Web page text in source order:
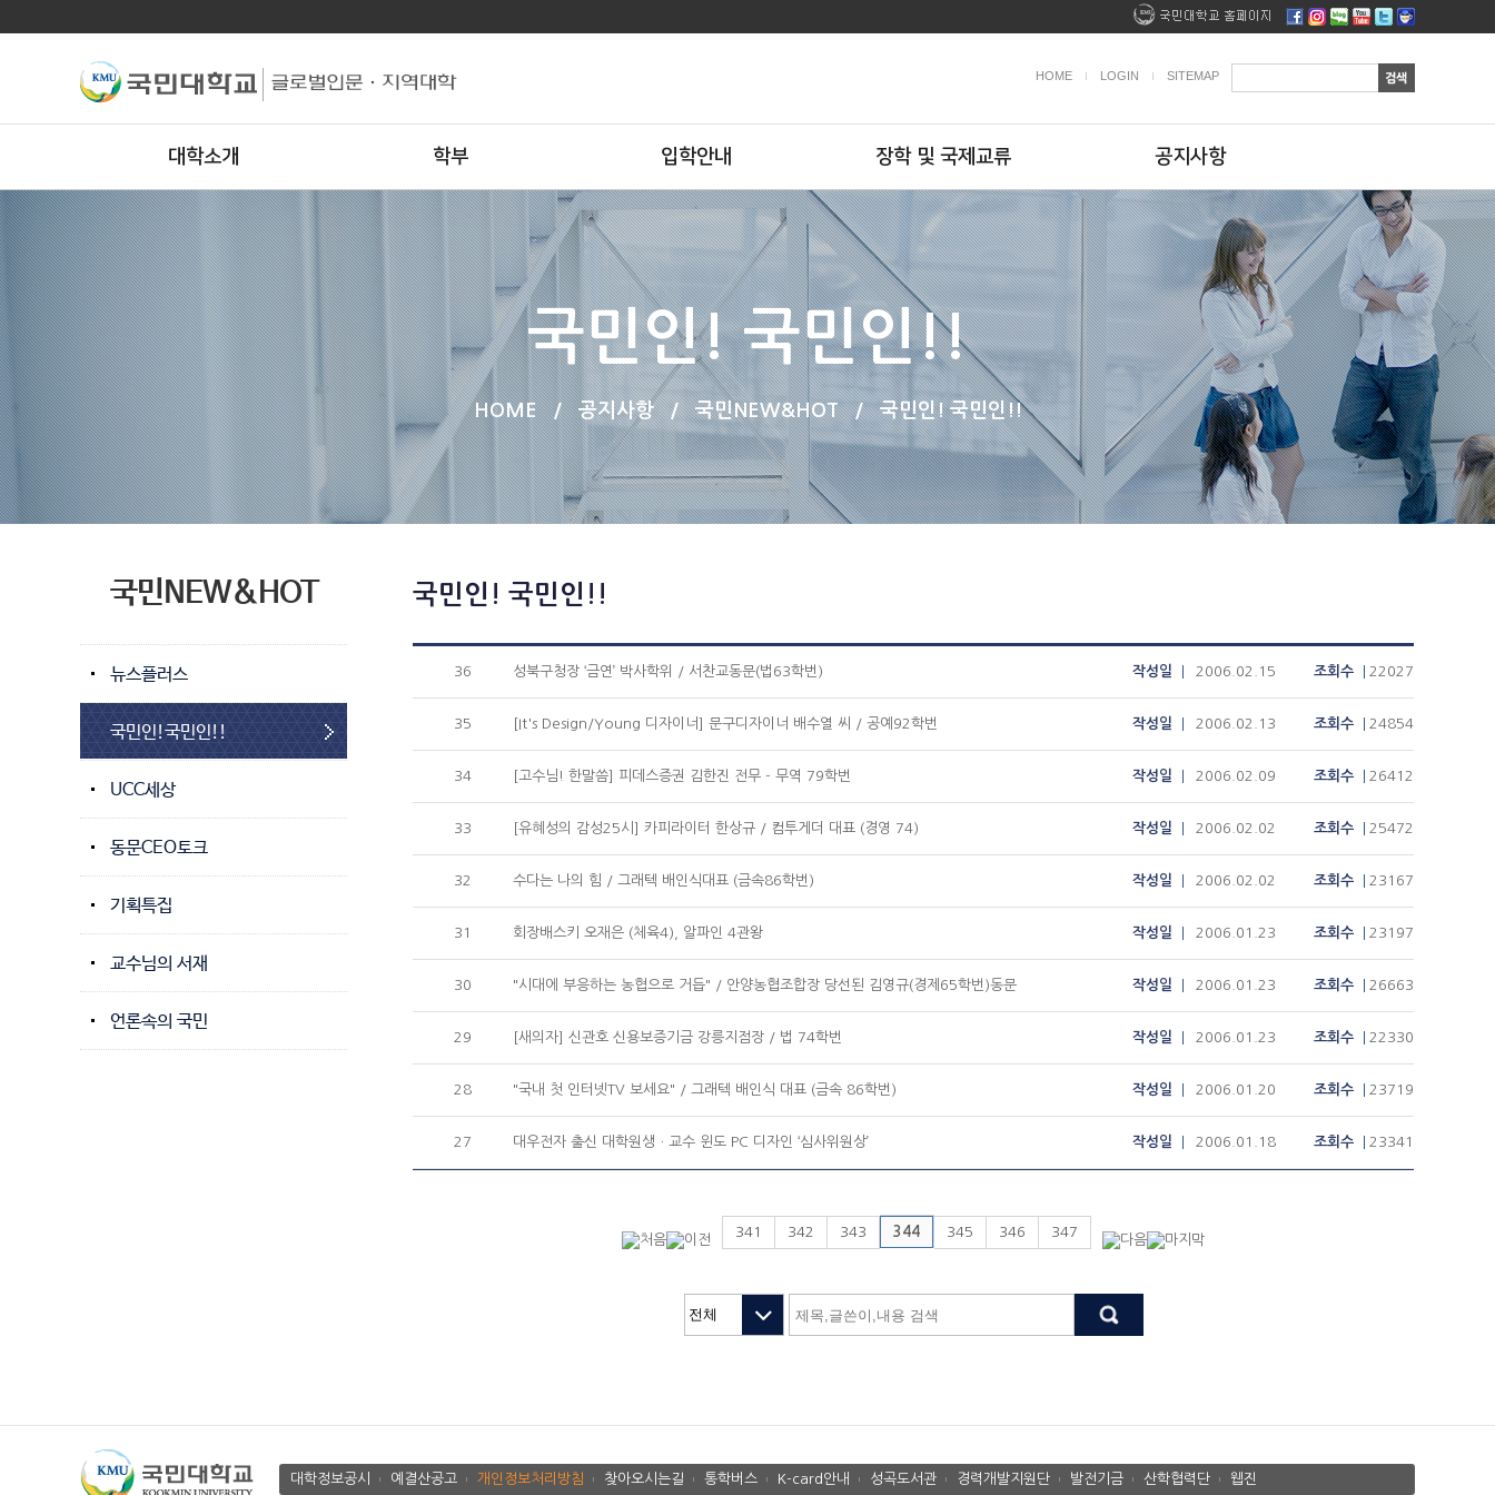
HOME LOGIN SITEMAP
대학소개 학부 입학안내 장학 및 국제교류 공지사항
국민인! 국민인!!
HOME / 공지사항 / 국민NEW&HOT / 국민인! 국민인!!
국민NEW&HOT
뉴스플러스
국민인!국민인!!
UCC세상
동문CEO토크
기획특집
교수님의 서재
언론속의 국민
국민인! 국민인!!
36 성북구청장 ‘금연’ 박사학위 / 서찬교동문(법63학번) 작성일 2006.02.15 조회수 22027
35 [It's Design/Young 디자이너] 문구디자이너 배수열 씨 / 공예92학번 작성일 2006.02.13 조회수 24854
34 [고수님! 한말씀] 피데스증권 김한진 전무 - 무역 79학번 작성일 2006.02.09 조회수 26412
33 [유혜성의 감성25시] 카피라이터 한상규 / 컴투게더 대표 (경영 74) 작성일 2006.02.02 조회수 25472
32 수다는 나의 힘 / 그래텍 배인식대표 (금속86학번) 작성일 2006.02.02 조회수 23167
31 회장배스키 오재은 (체육4), 알파인 4관왕 작성일 2006.01.23 조회수 23197
30 "시대에 부응하는 농협으로 거듭" / 안양농협조합장 당선된 김영규(경제65학번)동문 작성일 2006.01.23 조회수 26663
29 [새의자] 신관호 신용보증기금 강릉지점장 / 법 74학번 작성일 2006.01.23 조회수 22330
28 "국내 첫 인터넷TV 보세요" / 그래텍 배인식 대표 (금속 86학번) 작성일 2006.01.20 조회수 23719
27 대우전자 출신 대학원생ㆍ교수 윈도 PC 디자인 ‘심사위원상’ 작성일 2006.01.18 조회수 23341
341 342 343 344 345 346 347
대학정보공시 예결산공고 개인정보처리방침 찾아오시는길 통학버스 K-card안내 성곡도서관 경력개발지원단 발전기금 산학협력단 웹진